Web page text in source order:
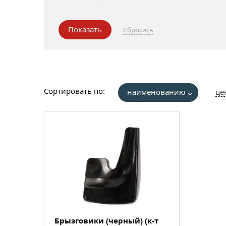
Сортировать по: наименованию
Брызговики (черный) (к-т